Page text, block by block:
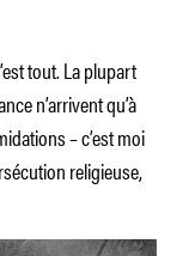
tout. La plupart
n’arrivent qu’à
– c’est moi
religieuse,